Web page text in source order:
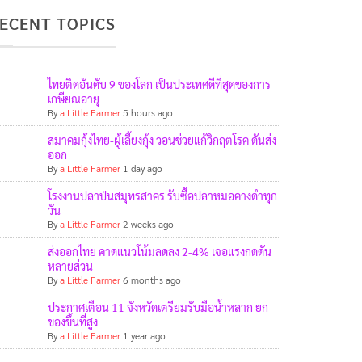
TOPICS
ไทยติดอันดับ 9 ของโลก เป็นประเทศดีที่สุดของการ
เกษียณอายุ
Bya Little Farmer 5 hours ago
สมาคมกุ้งไทย-ผู้เลี้ยงกุ้ง วอนช่วยแก้วิกฤตโรค ดันส่ง
ออก
Bya Little Farmer 1 day ago
โรงงานปลาป่นสมุทรสาคร รับซื้อปลาหมอคางดำทุก
วัน
Bya Little Farmer 2 weeks ago
ส่งออกไทย คาดแนวโน้มลดลง 2-4% เจอแรงกดดัน
หลายส่วน
Bya Little Farmer 6 months ago
ประกาศเตือน 11 จังหวัดเตรียมรับมือน้ำหลาก ยก
ของขึ้นที่สูง
Bya Little Farmer 1 year ago